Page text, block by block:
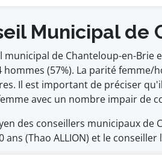
Municipal de
municipal de Chanteloup-en-Brie
hommes (57%). La parité
Il est important de préciser
avec un nombre impair de
des conseillers municipaux de
ans (Thao ALLION) et le conseiller